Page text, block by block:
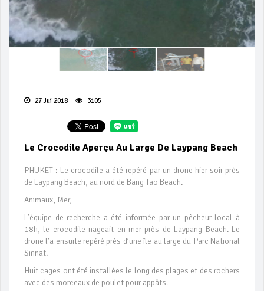
27 Jui 2018 3105
Le Crocodile Aperçu Au Large De Laypang Beach
PHUKET : Le crocodile a été repéré par un drone hier soir près
de Laypang Beach, au nord de Bang Tao Beach.
Animaux, Mer,
L’équipe de recherche a été informée par un pêcheur local à
18h, le crocodile nageait en mer près de Laypang Beach. Le
drone l’a ensuite repéré près d’une île au large du Parc National
Sirinat.
Huit cages ont été installées le long des plages et des rochers
avec des morceaux de poulet pour appâts.